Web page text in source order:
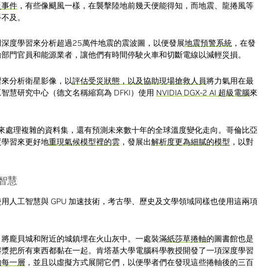
件 ，有些像颶風一樣，在襲擊陸地前幾天便能得知，而地震、龍捲風等
及。
度學習來分析超過25萬件地震的震波圖，以便發展地震預警系統 ，在發
門官員和能源業者，讓他們有時間停駛火車和切斷電線以減輕災損。
分析衛星影像，以評估受災狀態，以及協助現場搶救人員將力氣用在最
慧研究中心（德文名稱縮寫為 DFKI）使用 NVIDIA DGX-2 AI 超級電腦來
處理複雜的資料集，還有預測未來數十年的全球溫度變化走向。哥倫比亞
習來更好地重現氣候模型裡的雲 ，發展出解析度更為細膩的模型 ，以對
慧
人工智慧與 GPU 加速技術，考古學、歷史及文學領域同樣也使用這兩項
龐貝城和附近的城鎮埋在火山灰中。一處裝滿紙莎草捲軸的圖書館也是
把所有東西都黏在一起。肯塔基大學電腦科學教授開發了一項深度學習
一層 ，並且以虛擬方式展開它們，以便學者們在發現這些捲軸後的三百